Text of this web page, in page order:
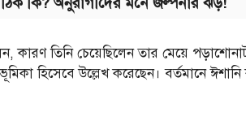
কারণ তিনি চেয়েছিলেন তার মেয়ে
হিসেবে উল্লেখ করেছেন। বর্তমানে